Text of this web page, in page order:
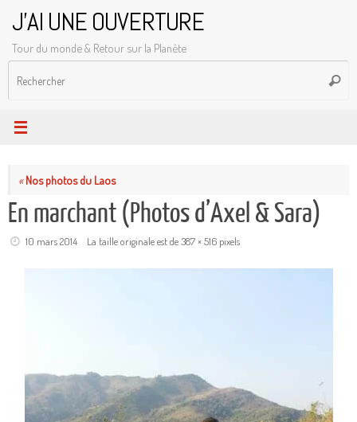
contenu
J'AI UNE OUVERTURE
Tour du monde & Retour sur la Planète
«Nos photos du Laos
En marchant (Photos d’Axel & Sara)
10 mars 2014 La taille originale est de387 × 516pixels